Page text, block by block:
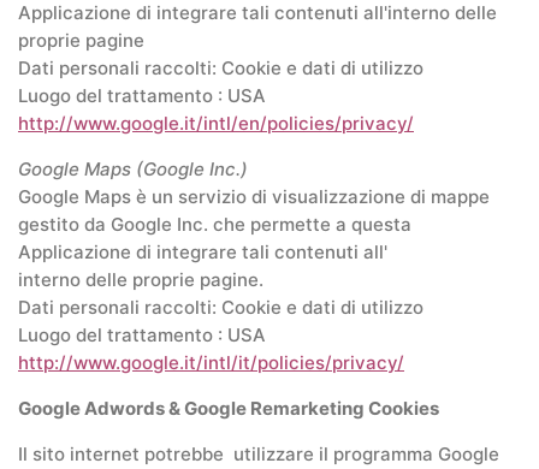
Applicazione di integrare tali contenuti all'interno delle
proprie pagine
Dati personali raccolti: Cookie e dati di utilizzo
Luogo del trattamento : USA
http://www.google.it/intl/en/policies/privacy/
Google Maps (Google Inc.)
Google Maps è un servizio di visualizzazione di mappe
gestito da Google Inc. che permette a questa
Applicazione di integrare tali contenuti all'
interno delle proprie pagine.
Dati personali raccolti: Cookie e dati di utilizzo
Luogo del trattamento : USA
http://www.google.it/intl/it/policies/privacy/
Google Adwords & Google Remarketing Cookies
Il sito internet potrebbe utilizzare il programma Google